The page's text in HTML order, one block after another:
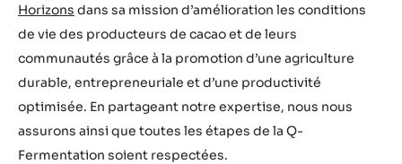
Horizons dans sa mission d’amélioration les conditions
de vie des producteurs de cacao et de leurs
communautés grâce à la promotion d’une agriculture
durable, entrepreneuriale et d’une productivité
optimisée. En partageant notre expertise, nous nous
assurons ainsi que toutes les étapes de la Q-
Fermentation soient respectées.